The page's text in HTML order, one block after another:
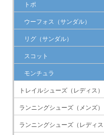
トポ
ウーフォス（サンダル）
リグ（サンダル）
スコット
モンチュラ
トレイルシューズ（レディス）
ランニングシューズ（メンズ）
ランニングシューズ（レディス